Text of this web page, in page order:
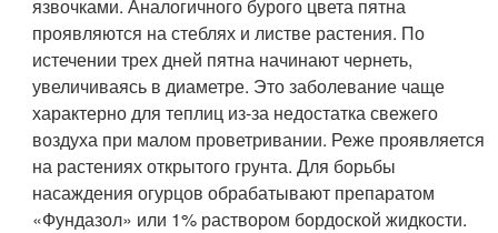
язвочками. Аналогичного бурого цвета пятна
проявляются на стеблях и листве растения. По
истечении трех дней пятна начинают чернеть,
увеличиваясь в диаметре. Это заболевание чаще
характерно для теплиц из-за недостатка свежего
воздуха при малом проветривании. Реже проявляется
на растениях открытого грунта. Для борьбы
насаждения огурцов обрабатывают препаратом
«Фундазол» или 1% раствором бордоской жидкости.